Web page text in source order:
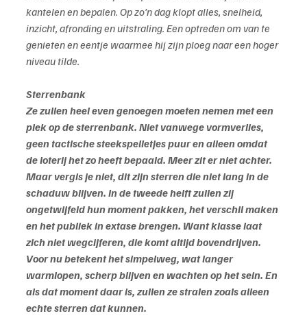
kantelen en bepalen. Op zo’n dag klopt alles, snelheid,
inzicht, afronding en uitstraling. Een optreden om van te
genieten en eentje waarmee hij zijn ploeg naar een hoger
niveau tilde.
Sterrenbank
Ze zullen heel even genoegen moeten nemen met een
plek op de sterrenbank. Niet vanwege vormverlies,
geen tactische steekspelletjes puur en alleen omdat
de loterij het zo heeft bepaald. Meer zit er niet achter.
Maar vergis je niet, dit zijn sterren die niet lang in de
schaduw blijven. In de tweede helft zullen zij
ongetwijfeld hun moment pakken, het verschil maken
en het publiek in extase brengen. Want klasse laat
zich niet wegcijferen, die komt altijd bovendrijven.
Voor nu betekent het simpelweg, wat langer
warmlopen, scherp blijven en wachten op het sein. En
als dat moment daar is, zullen ze stralen zoals alleen
echte sterren dat kunnen.